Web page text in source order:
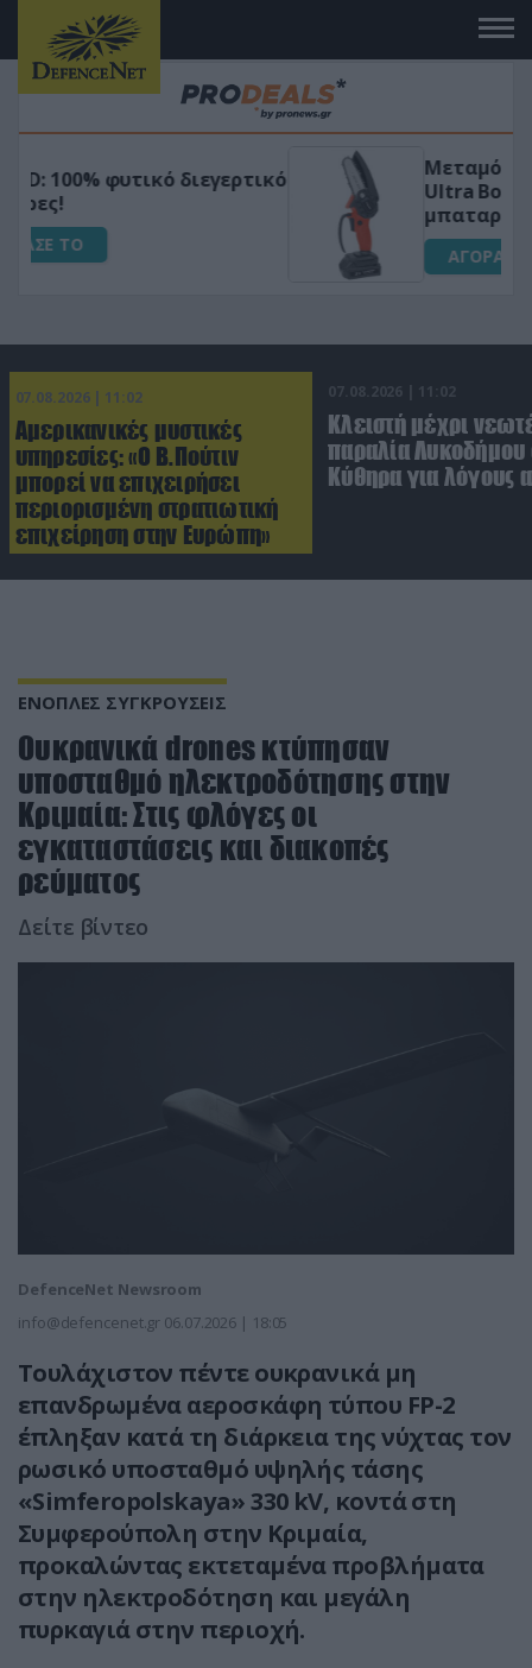
Μεταμόρφωσε τον κήπο σου με το
Ultra Box Μίνι Αλυσοπρίονο με
07.08.2026 | 11:02
Αμερικανικές μυστικές
υπηρεσίες: «Ο Β.Πούτιν
μπορεί να επιχειρήσει
περιορισμένη στρατιωτική
επιχείρηση στην Ευρώπη»
07.08.2026 | 11:02
Κλειστή μέχρι
παραλία Λυκοδήμου
Κύθηρα για λόγους
ΕΝΟΠΛΕΣ ΣΥΓΚΡΟΥΣΕΙΣ
Ουκρανικά drones κτύπησαν
υποσταθμό ηλεκτροδότησης στην
Κριμαία: Στις φλόγες οι
εγκαταστάσεις και διακοπές
ρεύματος
Δείτε βίντεο
DefenceNet Newsroom
info@defencenet.gr 06.07.2026 | 18:05
Τουλάχιστον πέντε ουκρανικά μη
επανδρωμένα αεροσκάφη τύπου FP-2
έπληξαν κατά τη διάρκεια της νύχτας τον
ρωσικό υποσταθμό υψηλής τάσης
«Simferopolskaya» 330 kV, κοντά στη
Συμφερούπολη στην Κριμαία,
προκαλώντας εκτεταμένα προβλήματα
στην ηλεκτροδότηση και μεγάλη
πυρκαγιά στην περιοχή.